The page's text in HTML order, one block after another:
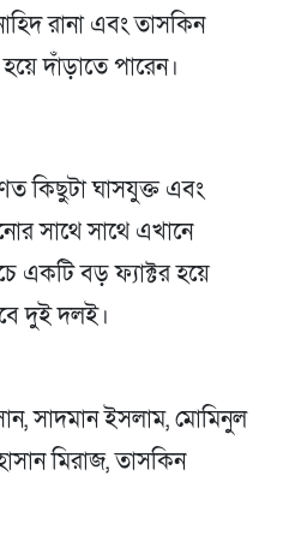
রানা এবং তাসকিন
দাঁড়াতে পারেন।
কিছুটা ঘাসযুক্ত এবং
সাথে সাথে এখানে
একটি বড় ফ্যাক্টর হয়ে
দুই দলই।
সাদমান ইসলাম, মোমিনুল
মিরাজ, তাসকিন